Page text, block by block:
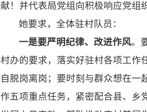
献！并代表局党组向积极响应党组
她要求，全体驻村队员：
一是要严明纪律、改进作风。
村办的要求，落实好驻村各项工作
自脱岗离岗；要时刻与群众想在一
作五项重点任务，紧密配合县、乡